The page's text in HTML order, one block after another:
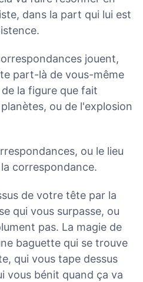
dans la part qui lui est
jouent,
part-là de vous-même
la figure que fait
ou de l'explosion
ou le lieu
correspondance.
de votre tête par la
qui vous surpasse, ou
pas. La magie de
baguette qui se trouve
qui vous tape dessus
vous bénit quand ça va